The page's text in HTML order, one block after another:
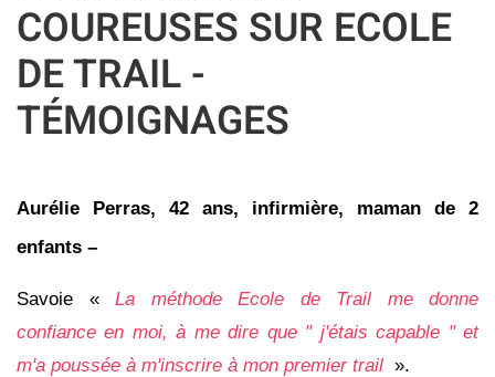
COUREUSES SUR ECOLE
DE TRAIL -
TÉMOIGNAGES
Aurélie Perras, 42 ans, infirmière, maman de 2
enfants –
Savoie « La méthode Ecole de Trail me donne
confiance en moi, à me dire que " j'étais capable " et
m'a poussée à m'inscrire à mon premier trail ».